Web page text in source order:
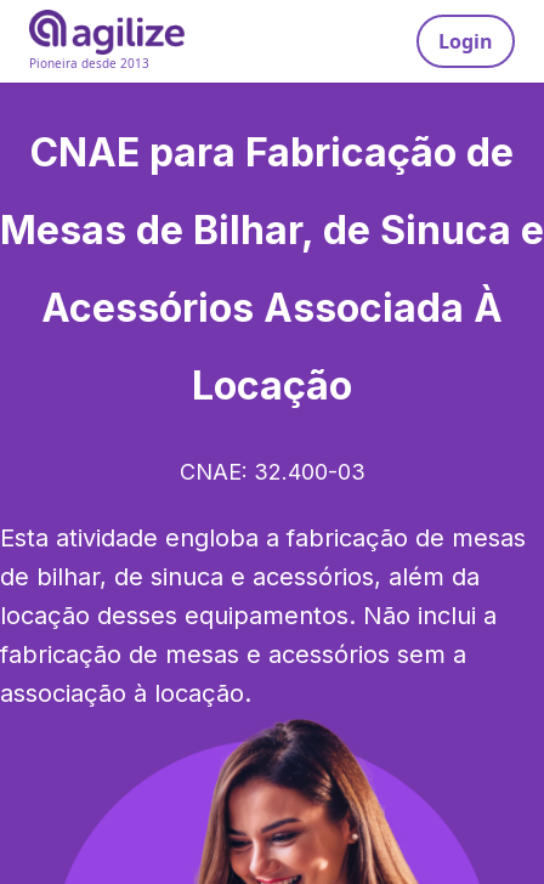
Pioneira desde 2013
Login
CNAE para Fabricação de
Mesas de Bilhar, de Sinuca e
Acessórios Associada À
Locação
CNAE: 32.400-03
Esta atividade engloba a fabricação de mesas
de bilhar, de sinuca e acessórios, além da
locação desses equipamentos. Não inclui a
fabricação de mesas e acessórios sem a
associação à locação.